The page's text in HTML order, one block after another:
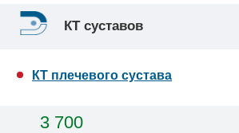
КТ суставов
КТ плечевого сустава
3 700